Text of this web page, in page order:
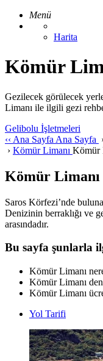
Menü
Harita
Kömür
Gezilecek görülecek
Limanı ile ilgili gezi
Gelibolu İşletmeleri
‹‹ Ana Sayfa Ana Sayfa
› Kömür Limanı Kömür
Kömür Limanı
Saros Körfezi’nde
Denizinin berraklığı ve
arasındadır.
Bu sayfa şunlarla
Kömür Limanı
Kömür Limanı
Kömür Limanı
Yol Tarifi